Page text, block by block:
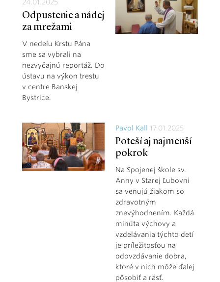
24.01.2025
Odpustenie a nádej
za mrežami
V nedeľu Krstu Pána
sme sa vybrali na
nezvyčajnú reportáž. Do
ústavu na výkon trestu
v centre Banskej
Bystrice.
Pavol Kall 17.01.2025
Poteší aj najmenší
pokrok
Na Spojenej škole sv.
Anny v Starej Ľubovni
sa venujú žiakom so
zdravotným
znevýhodnením. Každá
minúta výchovy a
vzdelávania týchto detí
je príležitosťou na
odovzdávanie dobra,
ktoré v nich môže ďalej
pôsobiť a rásť.